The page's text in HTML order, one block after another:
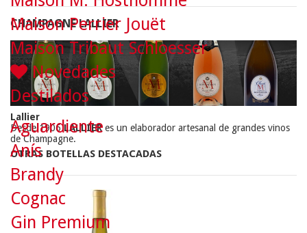
CHAMPAGNE LALLIER
Lallier
Desde 1906LALLIERes un elaborador artesanal de grandes vinos
de Champagne.
OTRAS BOTELLAS DESTACADAS
Maison Perrier Jouët
Maison Tribaut Schloesser
Novedades
Destilados
Aguardiente
Anís
Brandy
Cognac
Gin Premium